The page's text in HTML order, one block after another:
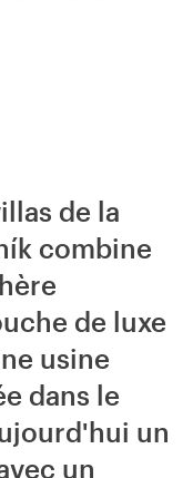
de la
combine
de luxe
usine
dans le
un
un